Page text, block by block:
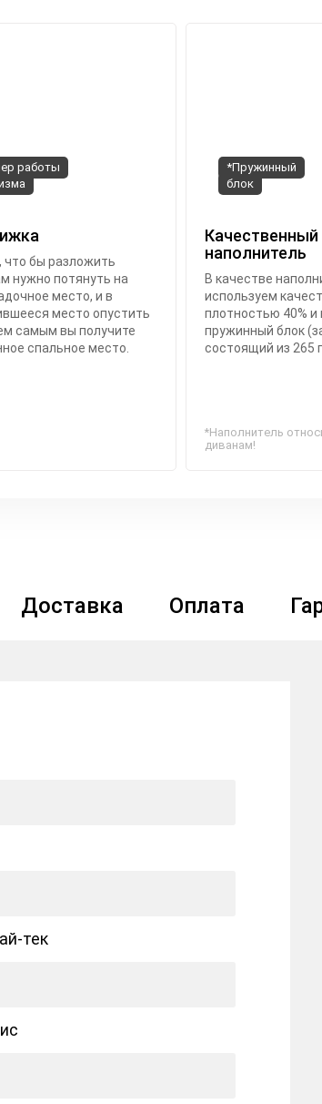
работы
что бы разложить
нужно потянуть на
место, и в
место опустить
самым вы получите
спальное место.
*Пружинный
блок
Качественный
наполнитель
В качестве
используем
плотностью 40%
пружинный блок
состоящий из 265
*Наполнитель
диванам!
Доставка Оплата
тек